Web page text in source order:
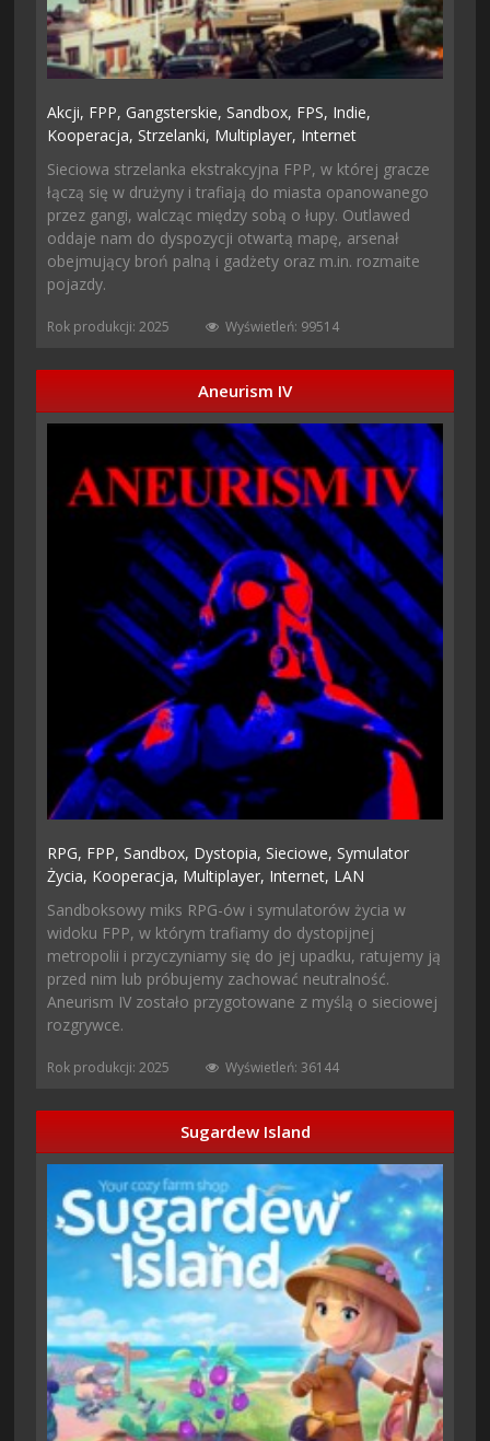
Akcji, FPP, Gangsterskie,Sandbox, FPS, Indie,
Kooperacja,Strzelanki, Multiplayer, Internet
Sieciowa strzelanka ekstrakcyjna FPP, w której gracze
łączą się w drużyny i trafiają do miasta opanowanego
przez gangi, walcząc między sobą o łupy. Outlawed
oddaje nam do dyspozycji otwartą mapę, arsenał
obejmujący broń palną i gadżety oraz m.in. rozmaite
pojazdy.
Rok produkcji: 2025 Wyświetleń: 99514
Aneurism IV
RPG, FPP,Sandbox, Dystopia,Sieciowe,Symulator
Życia, Kooperacja, Multiplayer, Internet, LAN
Sandboksowy miks RPG-ów i symulatorów życia w
widoku FPP, w którym trafiamy do dystopijnej
metropolii i przyczyniamy się do jej upadku, ratujemy ją
przed nim lub próbujemy zachować neutralność.
Aneurism IV zostało przygotowane z myślą o sieciowej
rozgrywce.
Rok produkcji: 2025 Wyświetleń: 36144
Sugardew Island